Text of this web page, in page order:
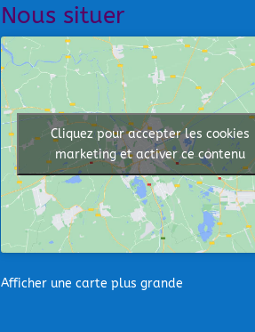
Nous situer
Cliquez pour accepter les cookies
marketing et activer ce contenu
Afficher une carte plus grande